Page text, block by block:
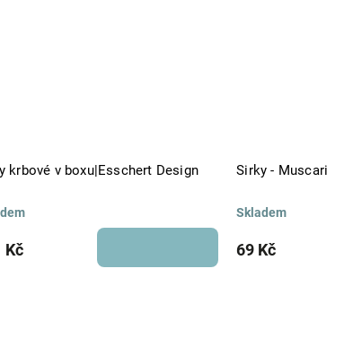
krbové v boxu|Esschert Design
Kč
Sirky - Muscari
Skladem
69 Kč